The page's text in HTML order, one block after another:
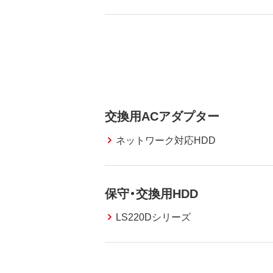
交換用ACアダプター
ネットワーク対応HDD
保守・交換用HDD
LS220Dシリーズ